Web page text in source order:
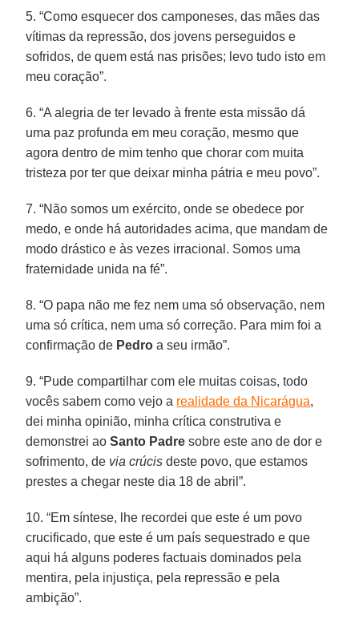
5. “Como esquecer dos camponeses, das mães das
vítimas da repressão, dos jovens perseguidos e
sofridos, de quem está nas prisões; levo tudo isto em
meu coração”.
6. “A alegria de ter levado à frente esta missão dá
uma paz profunda em meu coração, mesmo que
agora dentro de mim tenho que chorar com muita
tristeza por ter que deixar minha pátria e meu povo”.
7. “Não somos um exército, onde se obedece por
medo, e onde há autoridades acima, que mandam de
modo drástico e às vezes irracional. Somos uma
fraternidade unida na fé”.
8. “O papa não me fez nem uma só observação, nem
uma só crítica, nem uma só correção. Para mim foi a
confirmação de Pedro a seu irmão”.
9. “Pude compartilhar com ele muitas coisas, todo
vocês sabem como vejo a realidade da Nicarágua,
dei minha opinião, minha crítica construtiva e
demonstrei aoSanto Padre sobre este ano de dor e
sofrimento, de via crúcis deste povo, que estamos
prestes a chegar neste dia 18 de abril”.
10. “Em síntese, lhe recordei que este é um povo
crucificado, que este é um país sequestrado e que
aqui há alguns poderes factuais dominados pela
mentira, pela injustiça, pela repressão e pela
ambição”.